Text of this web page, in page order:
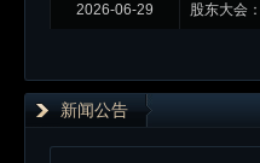
2026-06-29 股东大会：
新闻公告